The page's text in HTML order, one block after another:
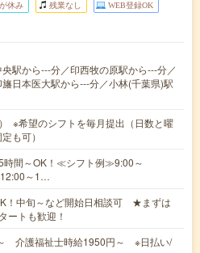
休み 残業なし WEB登録OK
駅から---分／印西牧の原駅から---分／
日本医大駅から---分／小林(千葉県)駅
※希望のシフトを毎月提出（日数と曜
も可）
時間～OK！≪シフト例≫9:00～
～1…
！中旬～など開始日相談可 ★まずは
ートも歓迎！
介護福祉士時給1950円～ ※日払い/